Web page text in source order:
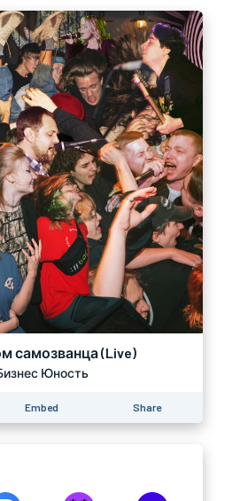
самозванца (Live)
Юность
Embed Share